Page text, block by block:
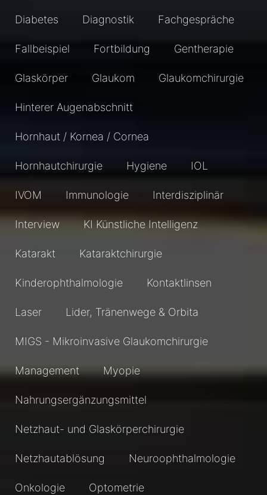
Diabetes Diagnostik Fachgespräche
Fallbeispiel Fortbildung Gentherapie
Glaskörper Glaukom Glaukomchirurgie
Hinterer Augenabschnitt
Hornhaut / Kornea / Cornea
Hornhautchirurgie Hygiene IOL
IVOM Immunologie Interdisziplinär
Interview KI Künstliche Intelligenz
Katarakt Kataraktchirurgie
Kinderophthalmologie Kontaktlinsen
Laser Lider, Tränenwege & Orbita
MIGS - Mikroinvasive Glaukomchirurgie
Management Myopie
Nahrungsergänzungsmittel
Netzhaut- und Glaskörperchirurgie
Netzhautablösung Neuroophthalmologie
Onkologie Optometrie